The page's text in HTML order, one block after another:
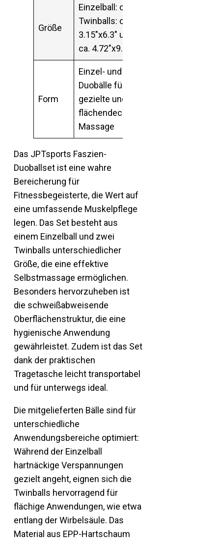
Größe
Einzelball: ca. 4″,
Twinballs: ca.
3.15″x6.3″ und
ca. 4.72″x9.45″
Form
Einzel- und
Duobälle für
gezielte und
flächendeckende
Massage
Das JPTsports Faszien-
Duoballset ist eine wahre
Bereicherung für
Fitnessbegeisterte, die Wert auf
eine umfassende Muskelpflege
legen. Das Set besteht aus
einem Einzelball und zwei
Twinballs unterschiedlicher
Größe, die eine effektive
Selbstmassage ermöglichen.
Besonders hervorzuheben ist
die schweißabweisende
Oberflächenstruktur, die eine
hygienische Anwendung
gewährleistet. Zudem ist das Set
dank der praktischen
Tragetasche leicht transportabel
und für unterwegs ideal.
Die mitgelieferten Bälle sind für
unterschiedliche
Anwendungsbereiche optimiert:
Während der Einzelball
hartnäckige Verspannungen
gezielt angeht, eignen sich die
Twinballs hervorragend für
flächige Anwendungen, wie etwa
entlang der Wirbelsäule. Das
Material aus EPP-Hartschaum